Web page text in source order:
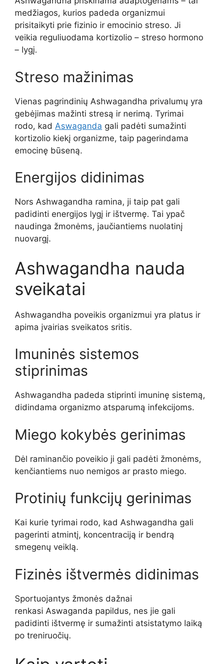
medžiagos, kurios padeda organizmui
prisitaikyti prie fizinio ir emocinio streso. Ji
veikia reguliuodama kortizolio – streso hormono
– lygį.
Streso mažinimas
Vienas pagrindinių Ashwagandha privalumų yra
gebėjimas mažinti stresą ir nerimą. Tyrimai
rodo, kad Aswaganda gali padėti sumažinti
kortizolio kiekį organizme, taip pagerindama
emocinę būseną.
Energijos didinimas
Nors Ashwagandha ramina, ji taip pat gali
padidinti energijos lygį ir ištvermę. Tai ypač
naudinga žmonėms, jaučiantiems nuolatinį
nuovargį.
Ashwagandha nauda
sveikatai
Ashwagandha poveikis organizmui yra platus ir
apima įvairias sveikatos sritis.
Imuninės sistemos
stiprinimas
Ashwagandha padeda stiprinti imuninę sistemą,
didindama organizmo atsparumą infekcijoms.
Miego kokybės gerinimas
Dėl raminančio poveikio ji gali padėti žmonėms,
kenčiantiems nuo nemigos ar prasto miego.
Protinių funkcijų gerinimas
Kai kurie tyrimai rodo, kad Ashwagandha gali
pagerinti atmintį, koncentraciją ir bendrą
smegenų veiklą.
Fizinės ištvermės didinimas
Sportuojantys žmonės dažnai
renkasi Aswaganda papildus, nes jie gali
padidinti ištvermę ir sumažinti atsistatymo laiką
po treniruočių.